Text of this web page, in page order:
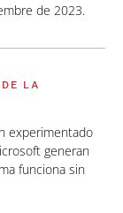
de 2023.
LA
experimentado
generan
funciona sin